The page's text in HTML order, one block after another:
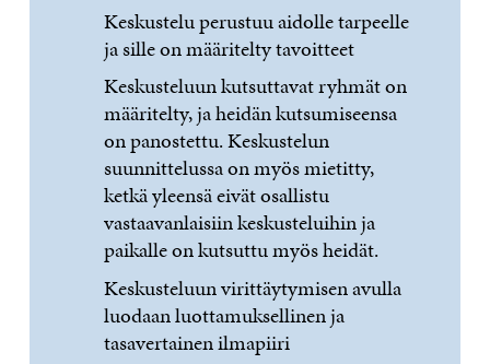
Keskustelu perustuu aidolle tarpeelle
ja sille on määritelty tavoitteet
Keskusteluun kutsuttavat ryhmät on
määritelty, ja heidän kutsumiseensa
on panostettu. Keskustelun
suunnittelussa on myös mietitty,
ketkä yleensä eivät osallistu
vastaavanlaisiin keskusteluihin ja
paikalle on kutsuttu myös heidät.
Keskusteluun virittäytymisen avulla
luodaan luottamuksellinen ja
tasavertainen ilmapiiri